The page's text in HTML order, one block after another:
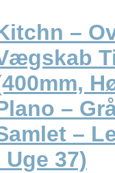
–
–
–
Uge 37)